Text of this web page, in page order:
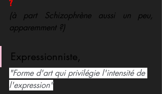
?
(à part Schizophrène aussi un peu,
apparemment ?)
Expressionniste,
"Forme d'art qui privilégie l'intensité de
l'expression"